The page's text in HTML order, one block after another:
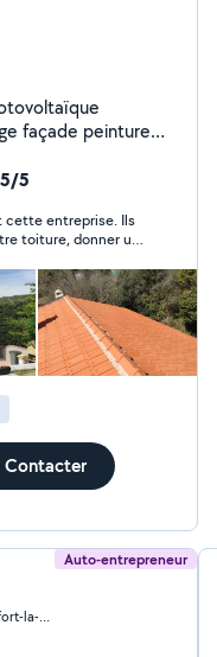
5
cette entreprise. Ils
toiture, donner un
nous transmettre les
Contacter
Auto-entrepreneur
Roquefort-la-Bédoule (Roquefort-la-Bédoule)